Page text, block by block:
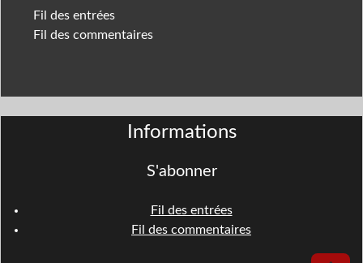
Fil des entrées
Fil des commentaires
Informations
S'abonner
Fil des entrées
Fil des commentaires